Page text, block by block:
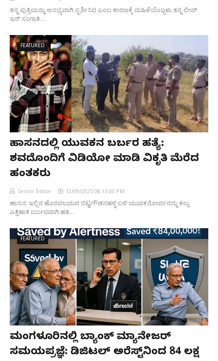
ತನ್ನ ಪುತ್ರಿಯನ್ನು ಅಸಭ್ಯವಾಗಿ ಸ್ಪರ್ಶಿಸಿದ ಎಂಬ ಕಾರಣಕ್ಕೆ ಮಹಿಳೆಯೊಬ್ಬಳು ತನ್ನ ಲೀವ್
ಇನ್ ಸಂಗಾತಿ…
FEATURED
ಹಾಸನದಲ್ಲಿ ಯುವಕನ ಬರ್ಬರ ಹತ್ಯೆ:
ಶವದೊಂದಿಗೆ ವಿಡಿಯೋ ಮಾಡಿ ವಿಕೃತಿ ಮೆರೆದ
ಹಂತಕರು
Senior Editor 12/09/2025 08:15:00 PM
ಹಾಸನ: ಇಲ್ಲಿನ ಹೊರವಲಯದ ಬಿಟ್ಟಗೌಡನಹಳ್ಳಿ ಬಳಿ ಯುವಕನೋರ್ವನನ್ನು ಕಲ್ಲು
ಎತ್ತಿಹಾಕಿ ಬರ್ಬರವಾಗಿ ಹತ…
FEATURED
ಮಂಗಳೂರಿನಲ್ಲಿ ಬ್ಯಾಂಕ್ ಮ್ಯಾನೇಜರ್
ಸಮಯಪ್ರಜ್ಞೆ: ಡಿಜಿಟಲ್ ಅರೆಸ್ಟ್‌ನಿಂದ 84 ಲಕ್ಷ